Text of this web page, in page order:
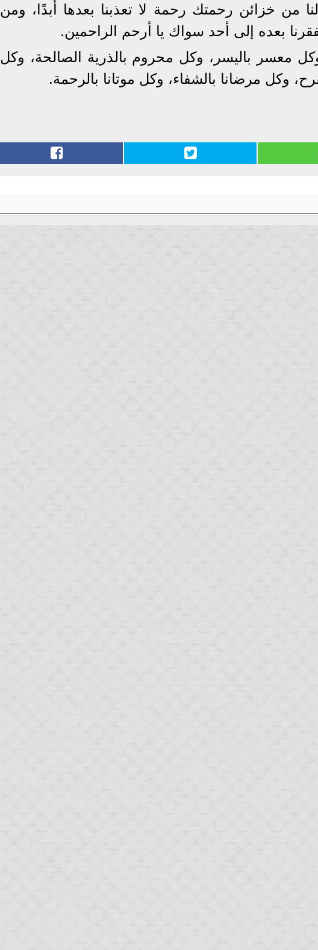
من خزائن رحمتك رحمة لا تعذبنا بعدها أبدًا، ومن
بعده إلى أحد سواك يا أرحم الراحمين.
معسر باليسر، وكل محروم بالذرية الصالحة، وكل
وكل مرضانا بالشفاء، وكل موتانا بالرحمة.